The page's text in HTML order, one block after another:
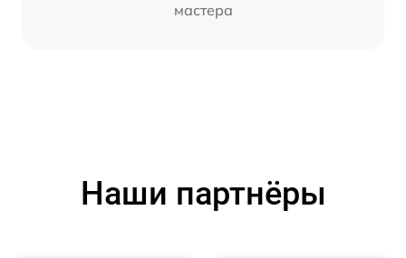
мастера
Наши партнёры